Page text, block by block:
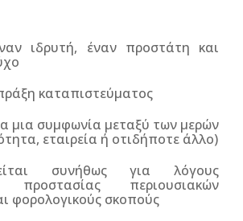
ιδρυτή, έναν προστάτη και
καταπιστεύματος
μια συμφωνία μεταξύ των μερών
εταιρεία ή οτιδήποτε άλλο)
συνήθως για λόγους
προστασίας περιουσιακών
φορολογικούς σκοπούς